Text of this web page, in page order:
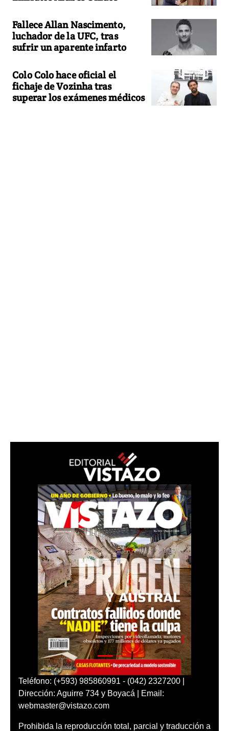
Fallece Allan Nascimento,
luchador de la UFC, tras
sufrir un aparente infarto
Colo Colo hace oficial el
fichaje de Vozinha tras
superar los exámenes médicos
Teléfono: (+593) 985860991 - (042) 2327200 |
Dirección: Aguirre 734 y Boyacá | Email:
webmaster@vistazo.com
Prohibida la reproducción total, parcial y traducción a